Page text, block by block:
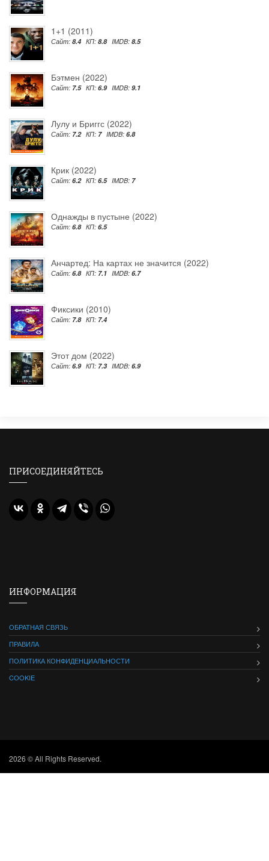
1+1 (2011)
Сайт: 8.4 КП: 8.8 IMDB: 8.5
Бэтмен (2022)
Сайт: 7.5 КП: 6.9 IMDB: 9.1
Лулу и Бриггс (2022)
Сайт: 7.2 КП: 7 IMDB: 6.8
Крик (2022)
Сайт: 6.2 КП: 6.5 IMDB: 7
Однажды в пустыне (2022)
Сайт: 6.8 КП: 6.5
Анчартед: На картах не значится (2022)
Сайт: 6.8 КП: 7.1 IMDB: 6.7
Фиксики (2010)
Сайт: 7.8 КП: 7.4
Этот дом (2022)
Сайт: 6.9 КП: 7.3 IMDB: 6.9
ПРИСОЕДИНЯЙТЕСЬ
ИНФОРМАЦИЯ
ОБРАТНАЯ СВЯЗЬ
ПРАВИЛА
ПОЛИТИКА КОНФИДЕНЦИАЛЬНОСТИ
COOKIE
2026 © All Rights Reserved.